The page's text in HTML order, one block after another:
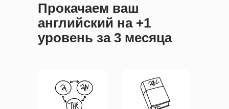
Прокачаем ваш
английский на +1
уровень за 3 месяца